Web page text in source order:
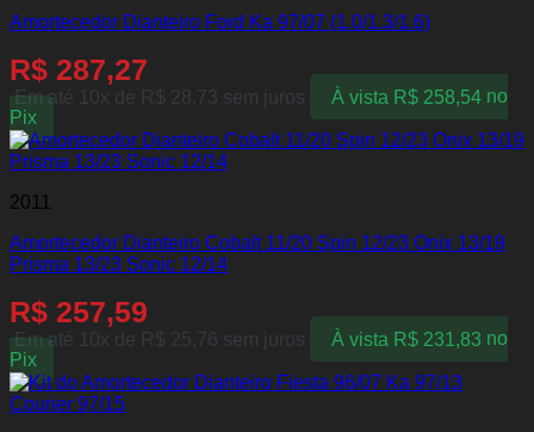
Amortecedor Dianteiro Ford Ka 97/07 (1.0/1.3/1.6)
R$ 287,27
Em até 10x de R$ 28,73 sem juros À vista R$258,54 no
Pix
2011
Amortecedor Dianteiro Cobalt 11/20 Spin 12/23 Onix 13/19
Prisma 13/23 Sonic 12/14
R$ 257,59
Em até 10x de R$ 25,76 sem juros À vista R$231,83 no
Pix